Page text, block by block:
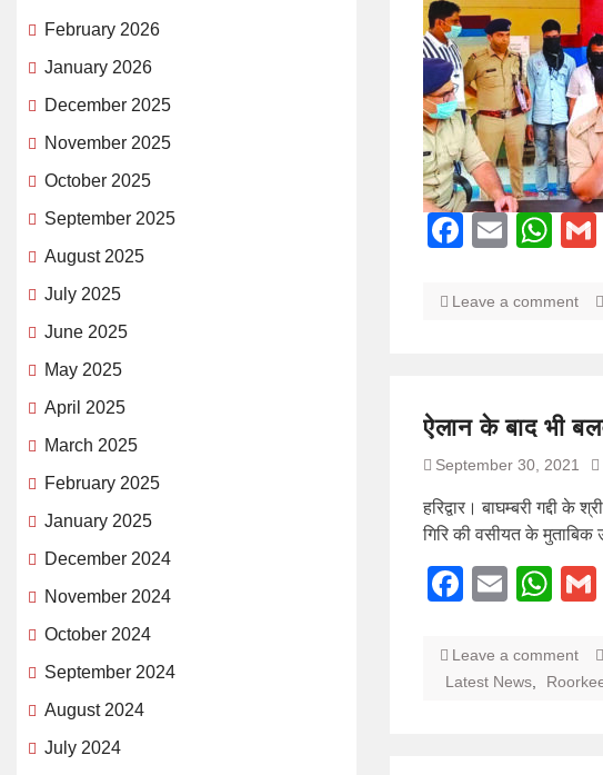
Email
Leave a comment
ऐलान के बाद भी
September 30, 2021
हरिद्वार। बाघम्बरी गद्दी
गिरि की वसीयत के मुताबिक
Email
Leave a comment
Latest News
February 2026
January 2026
December 2025
November 2025
October 2025
September 2025
August 2025
July 2025
June 2025
May 2025
April 2025
March 2025
February 2025
January 2025
December 2024
November 2024
October 2024
September 2024
August 2024
July 2024